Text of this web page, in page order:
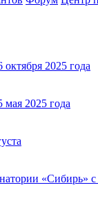
2025 года
2025 года
«Сибирь»